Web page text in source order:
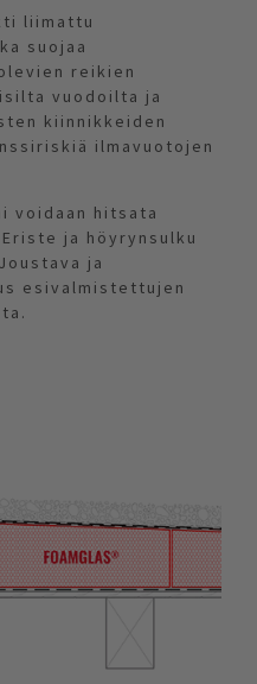
liimattu
suojaa
reikien
vuodoilta ja
kiinnikkeiden
ilmavuotojen
voidaan hitsata
ja höyrynsulku
ja
esivalmistettujen